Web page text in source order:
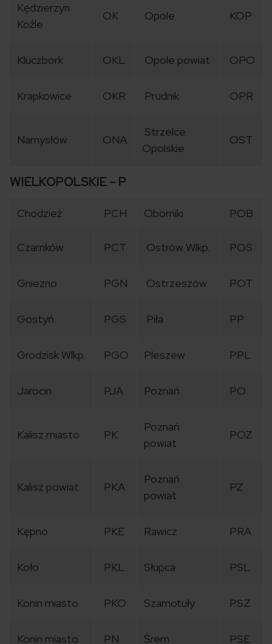
Kędzierzyn
Koźle
OK Opole KOP
Kluczbork OKL Opole powiat OPO
Krapkowice OKR Prudnik OPR
Namysłów ONA
Strzelce
Opolskie
OST
WIELKOPOLSKIE – P
Chodzież PCH Oborniki POB
Czarnków PCT Ostrów Wlkp. POS
Gniezno PGN Ostrzeszów POT
Gostyń PGS Piła PP
Grodzisk Wlkp. PGO Pleszew PPL
Jarocin PJA Poznań PO
Kalisz miasto PK
Poznań
powiat
POZ
Kalisz powiat PKA
Poznań
powiat
PZ
Kępno PKE Rawicz PRA
Koło PKL Słupca PSL
Konin miasto PKO Szamotuły PSZ
Konin miasto PN Śrem PSE